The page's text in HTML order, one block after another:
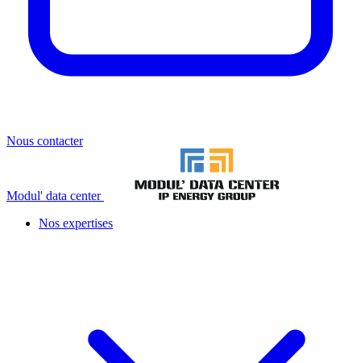
Nous contacter
Modul' data center
Nos expertises